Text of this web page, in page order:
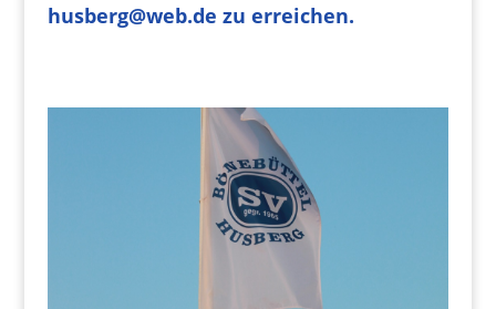
husberg@web.de zu erreichen.